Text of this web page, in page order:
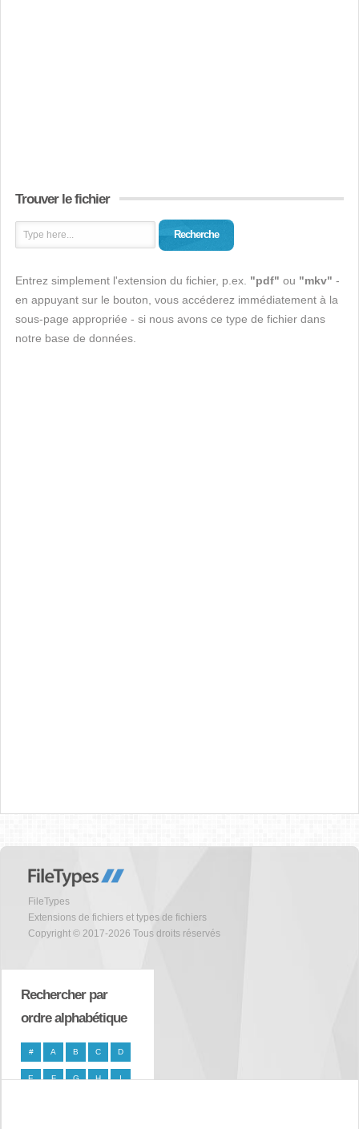
Trouver le fichier
Recherche
Entrez simplement l'extension du fichier, p.ex. "pdf" ou "mkv" -
en appuyant sur le bouton, vous accéderez immédiatement à la
sous-page appropriée - si nous avons ce type de fichier dans
notre base de données.
FileTypes
Extensions de fichiers et types de fichiers
Copyright © 2017-2026 Tous droits réservés
Rechercher par
ordre alphabétique
# A B C D
E F G H I